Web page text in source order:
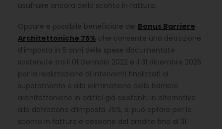
usufruire ancora dello sconto in fattura.
Oppure è possibile beneficiare del Bonus Barriere
Architettoniche 75% che consente una detrazione
d’imposta in 5 anni delle spese documentate
sostenute tra il 01 Gennaio 2022 e il 31 dicembre 2025
per la realizzazione di interventi finalizzati al
superamento e alla eliminazione delle barriere
architettoniche in edifici già esistenti. In alternativa
alla detrazione d’imposta 75%, si può optare per lo
sconto in fattura e cessione del credito fino al 31